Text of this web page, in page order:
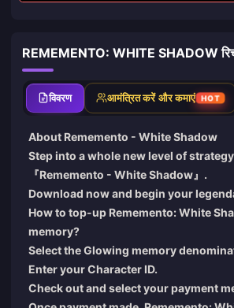
REMEMENTO: WHITE SHADOW
विवरण आमंत्रित करें और कमाएं HOT
About Rememento - White Shadow
Step into a whole new level of
『Rememento - White Shadow』.
Download now and begin your
How to top-up Rememento: White
memory?
Select the Glowing memory
Enter your Character ID.
Check out and select your payment